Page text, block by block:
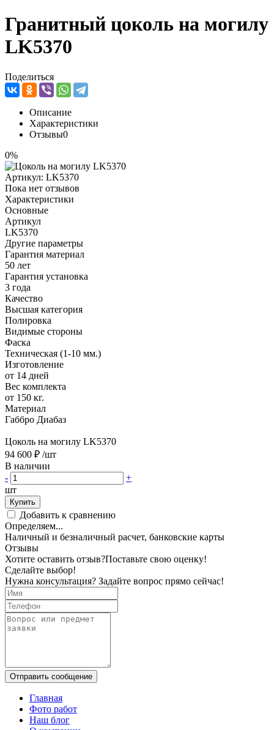
Гранитный цоколь на могилу
LK5370
Поделиться
Описание
Характеристики
Отзывы0
0%
Артикул: LK5370
Пока нет отзывов
Характеристики
Основные
Артикул
LK5370
Другие параметры
Гарантия материал
50 лет
Гарантия установка
3 года
Качество
Высшая категория
Полировка
Видимые стороны
Фаска
Техническая (1-10 мм.)
Изготовление
от 14 дней
Вес комплекта
от 150 кг.
Материал
Габбро Диабаз
Цоколь на могилу LK5370
94 600 ₽ /шт
В наличии
-
+
шт
Купить
Добавить к сравнению
Определяем...
Наличный и безналичный расчет, банковские карты
Отзывы
Хотите оставить отзыв?Поставьте свою оценку!
Сделайте выбор!
Нужна консультация? Задайте вопрос прямо сейчас!
Отправить сообщение
Главная
Фото работ
Наш блог